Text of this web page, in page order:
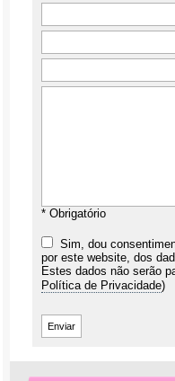
* Obrigatório
Sim, dou
por este website, dos
Estes dados não serão
Política de Privacidade)